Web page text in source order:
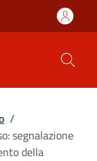
/
segnalazione
della